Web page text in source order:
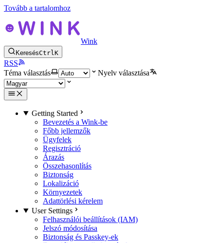
Tovább a tartalomhoz
Wink
KeresésCtrlK
RSS
Téma választás
Nyelv választása
Getting Started
Bevezetés a Wink-be
Főbb jellemzők
Ügyfelek
Regisztráció
Árazás
Összehasonlítás
Biztonság
Lokalizáció
Környezetek
Adattörlési kérelem
User Settings
Felhasználói beállítások (IAM)
Jelszó módosítása
Biztonság és Passkey-ek